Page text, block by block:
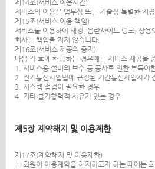
제14조(서비스 이용시간)
서비스의 이용은 업무상 또는 기술상 특별한 지
제15조(서비스 이용 책임)
서비스를 이용하여 해킹, 음란사이트 링크, 상
회사는 책임을 지지 않습니다.
제16조(서비스 제공의 중지)
다음 각 호에 해당하는 경우에는 서비스 제공을
1. 서비스용 설비의 보수 등 공사로 인한 부득이
2. 전기통신사업법에 규정된 기간통신사업자가
3. 시스템 점검이 필요한 경우
4. 기타 불가항력적 사유가 있는 경우
제5장 계약해지 및 이용제한
제17조(계약해지 및 이용제한)
① 회원이 이용계약을 해지하고자 하는 때에는